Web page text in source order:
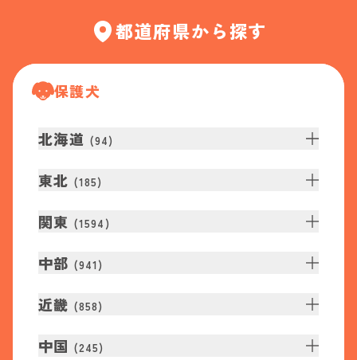
都道府県から探す
保護犬
北海道 (94)
東北 (185)
関東 (1594 )
中部 (941 )
近畿 (858)
中国 (245)